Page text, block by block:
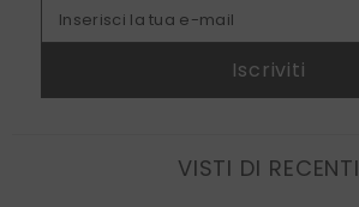
Inserisci la tua e-mail
Iscriviti
VISTI DI RECENTI